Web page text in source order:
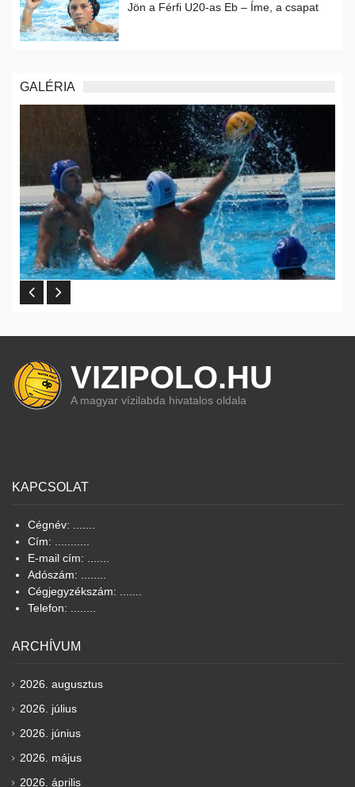
Jön a Férfi U20-as Eb – Íme, a csapat
GALÉRIA
VIZIPOLO.HU
A magyar vízilabda hivatalos oldala
KAPCSOLAT
Cégnév: .......
Cím: ...........
E-mail cím: .......
Adószám: ........
Cégjegyzékszám: .......
Telefon: ........
ARCHÍVUM
2026. augusztus
2026. július
2026. június
2026. május
2026. április